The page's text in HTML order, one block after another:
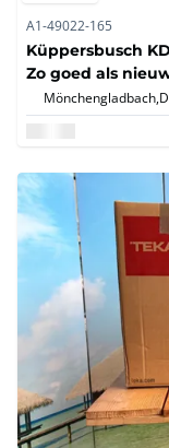
A1-49022-165
Küppersbusch
Zo goed als
Mönchengladbach,